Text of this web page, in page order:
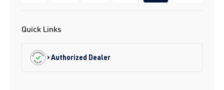
Quick Links
Authorized Dealer